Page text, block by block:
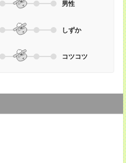
男性
しずか
コツコツ